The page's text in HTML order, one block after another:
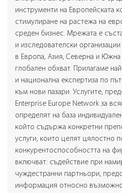
инструменти на Европейската
стимулиране на растежа на
среден бизнес. Мрежата е
и изследователски
в Европа, Азия, Северна и Южна
глобален обхват. Прилагаме
и национална експертиза по
към нови пазари. Услугите,
Enterprise Europe Network за
определят на база
който съдържа конкретни
услуги, които целят цялостно
конкурентоспособността на
включват: съдействие при
чуждестранни партньори,
информация относно